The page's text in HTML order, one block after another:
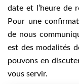
date et l’heure de
Pour une
de nous
est des modalités
pouvons en
vous servir.